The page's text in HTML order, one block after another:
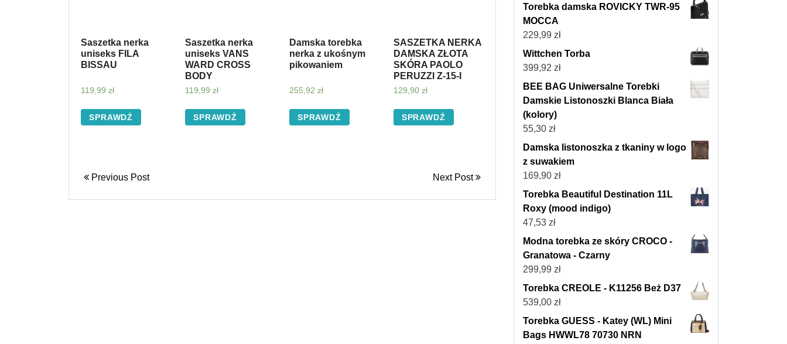
Saszetka nerka
uniseks FILA
BISSAU
119,99 zł
SPRAWDŹ
Saszetka nerka
uniseks VANS
WARD CROSS
BODY
119,99 zł
SPRAWDŹ
Damska torebka
nerka z ukośnym
pikowaniem
255,92 zł
SPRAWDŹ
SASZETKA NERKA
DAMSKA ZŁOTA
SKÓRA PAOLO
PERUZZI Z-15-I
129,90 zł
SPRAWDŹ
Previous Post Next Post
Torebka damska ROVICKY TWR-95
MOCCA
229,99 zł
Wittchen Torba
399,92 zł
BEE BAG Uniwersalne Torebki
Damskie Listonoszki Blanca Biała
(kolory)
55,30 zł
Damska listonoszka z tkaniny w logo
z suwakiem
169,90 zł
Torebka Beautiful Destination 11L
Roxy (mood indigo)
47,53 zł
Modna torebka ze skóry CROCO -
Granatowa - Czarny
299,99 zł
Torebka CREOLE - K11256 Beż D37
539,00 zł
Torebka GUESS - Katey (WL) Mini
Bags HWWL78 70730 NRN